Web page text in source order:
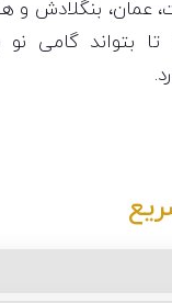
عمان، بنگلادش و
بتواند گامی نو